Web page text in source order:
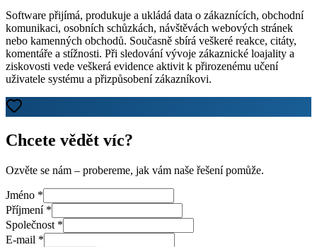
Software přijímá, produkuje a ukládá data o zákaznících, obchodní
komunikaci, osobních schůzkách, návštěvách webových stránek
nebo kamenných obchodů. Současně sbírá veškeré reakce, citáty,
komentáře a stížnosti. Při sledování vývoje zákaznické loajality a
ziskovosti vede veškerá evidence aktivit k přirozenému učení
uživatele systému a přizpůsobení zákazníkovi.
Chcete vědět víc?
Ozvěte se nám – probereme, jak vám naše řešení pomůže.
Jméno *
Příjmení *
Společnost *
E-mail *